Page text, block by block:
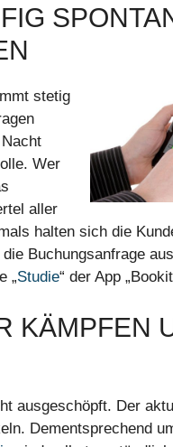
stetig
Wer
aller
halten sich die
Buchungsanfrage
„Studie“ der App
KÄMPFEN
ausgeschöpft. Der
Dementsprechend